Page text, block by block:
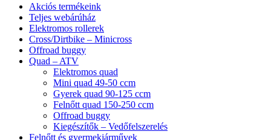
Akciós termékeink
Teljes webárúház
Elektromos rollerek
Cross/Dirtbike – Minicross
Offroad buggy
Quad – ATV
Elektromos quad
Mini quad 49-50 ccm
Gyerek quad 90-125 ccm
Felnőtt quad 150-250 ccm
Offroad buggy
Kiegészítők – Vedőfelszerelés
Felnőtt és gyermekjárművek